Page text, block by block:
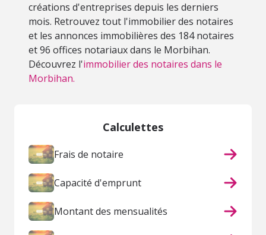
créations d'entreprises depuis les derniers
mois. Retrouvez tout l'immobilier des notaires
et les annonces immobilières des 184 notaires
et 96 offices notariaux dans le Morbihan.
Découvrez l'immobilier des notaires dans le
Morbihan.
Calculettes
Frais de notaire
Capacité d'emprunt
Montant des mensualités